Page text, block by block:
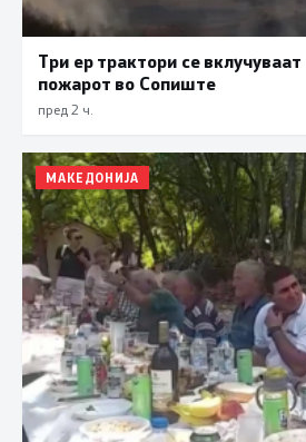
Три ер трактори се
пожарот во Сопиште
пред 2 ч.
МАКЕДОНИЈА